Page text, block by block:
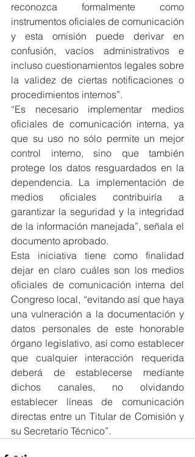
reconozca formalmente como
instrumentos oficiales de comunicación
y esta omisión puede derivar en
confusión, vacíos administrativos e
incluso cuestionamientos legales sobre
la validez de ciertas notificaciones o
procedimientos internos”.
“Es necesario implementar medios
oficiales de comunicación interna, ya
que su uso no sólo permite un mejor
control interno, sino que también
protege los datos resguardados en la
dependencia. La implementación de
medios oficiales contribuiría a
garantizar la seguridad y la integridad
de la información manejada”, señala el
documento aprobado.
Esta iniciativa tiene como finalidad
dejar en claro cuáles son los medios
oficiales de comunicación interna del
Congreso local, “evitando así que haya
una vulneración a la documentación y
datos personales de este honorable
órgano legislativo, así como establecer
que cualquier interacción requerida
deberá de establecerse mediante
dichos canales, no olvidando
establecer líneas de comunicación
directas entre un Titular de Comisión y
su Secretario Técnico”.